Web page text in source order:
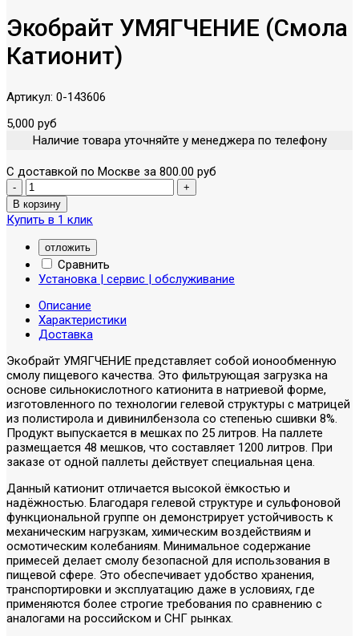
Экобрайт УМЯГЧЕНИЕ (Смола
Катионит)
Артикул: 0-143606
5,000 руб
Наличие товара уточняйте у менеджера по телефону
С доставкой по Москве за 800.00 руб
Купить в 1 клик
отложить
Сравнить
Установка | сервис | обслуживание
Описание
Характеристики
Доставка
Экобрайт УМЯГЧЕНИЕ представляет собой ионообменную
смолу пищевого качества. Это фильтрующая загрузка на
основе сильнокислотного катионита в натриевой форме,
изготовленного по технологии гелевой структуры с матрицей
из полистирола и дивинилбензола со степенью сшивки 8%.
Продукт выпускается в мешках по 25 литров. На паллете
размещается 48 мешков, что составляет 1200 литров. При
заказе от одной паллеты действует специальная цена.
Данный катионит отличается высокой ёмкостью и
надёжностью. Благодаря гелевой структуре и сульфоновой
функциональной группе он демонстрирует устойчивость к
механическим нагрузкам, химическим воздействиям и
осмотическим колебаниям. Минимальное содержание
примесей делает смолу безопасной для использования в
пищевой сфере. Это обеспечивает удобство хранения,
транспортировки и эксплуатацию даже в условиях, где
применяются более строгие требования по сравнению с
аналогами на российском и СНГ рынках.